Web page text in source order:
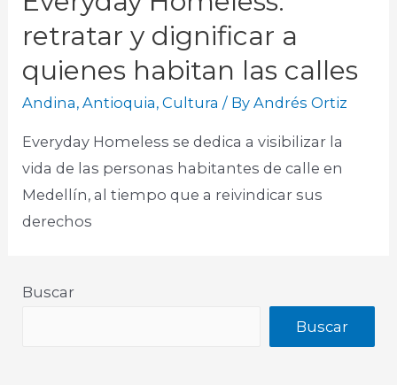
retratar y dignificar a
quienes habitan las calles
Andina,Antioquia,Cultura / ByAndrés Ortiz
Everyday Homeless se dedica a visibilizar la
vida de las personas habitantes de calle en
Medellín, al tiempo que a reivindicar sus
derechos
Buscar
Buscar